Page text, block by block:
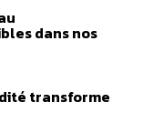
dans nos
transforme